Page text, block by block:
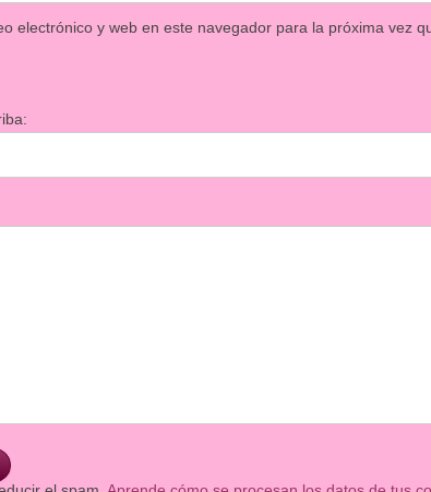
electrónico y web en este navegador para la próxima vez